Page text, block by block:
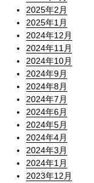
2025年2月
2025年1月
2024年12月
2024年11月
2024年10月
2024年9月
2024年8月
2024年7月
2024年6月
2024年5月
2024年4月
2024年3月
2024年1月
2023年12月